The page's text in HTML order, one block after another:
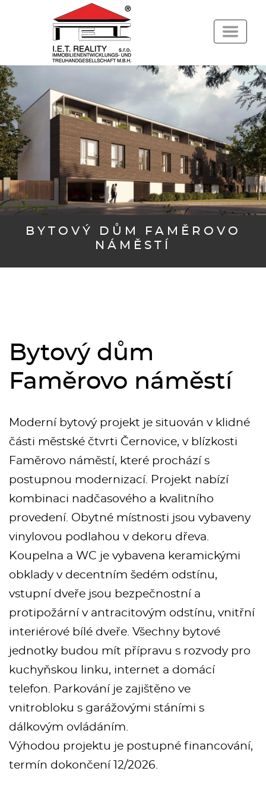
BYTOVÝ DŮM FAMĚROVO
NÁMĚSTÍ
Bytový dům
Faměrovo náměstí
Moderní bytový projekt je situován v klidné
části městské čtvrti Černovice, v blízkosti
Faměrovo náměstí, které prochází s
postupnou modernizací. Projekt nabízí
kombinaci nadčasového a kvalitního
provedení. Obytné místnosti jsou vybaveny
vinylovou podlahou v dekoru dřeva.
Koupelna a WC je vybavena keramickými
obklady v decentním šedém odstínu,
vstupní dveře jsou bezpečnostní a
protipožární v antracitovým odstínu, vnitřní
interiérové bílé dveře. Všechny bytové
jednotky budou mít přípravu s rozvody pro
kuchyňskou linku, internet a domácí
telefon. Parkování je zajištěno ve
vnitrobloku s garážovými stáními s
dálkovým ovládáním.
Výhodou projektu je postupné financování,
termín dokončení 12/2026.